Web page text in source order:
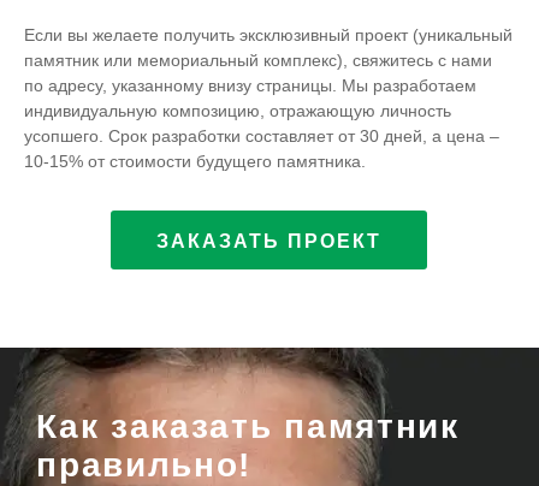
Если вы желаете получить эксклюзивный проект (уникальный
памятник или мемориальный комплекс), свяжитесь с нами
по адресу, указанному внизу страницы. Мы разработаем
индивидуальную композицию, отражающую личность
усопшего. Срок разработки составляет от 30 дней, а цена –
10-15% от стоимости будущего памятника.
ЗАКАЗАТЬ ПРОЕКТ
Как заказать памятник
правильно!